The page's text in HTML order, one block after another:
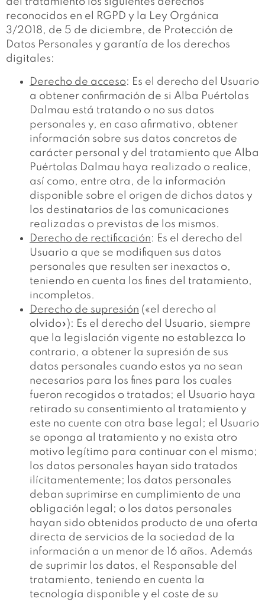
reconocidos en el RGPD y la Ley Orgánica
3/2018, de 5 de diciembre, de Protección de
Datos Personales y garantía de los derechos
digitales:
Derecho de acceso: Es el derecho del Usuario
a obtener confirmación de si Alba Puértolas
Dalmau está tratando o no sus datos
personales y, en caso afirmativo, obtener
información sobre sus datos concretos de
carácter personal y del tratamiento que Alba
Puértolas Dalmau haya realizado o realice,
así como, entre otra, de la información
disponible sobre el origen de dichos datos y
los destinatarios de las comunicaciones
realizadas o previstas de los mismos.
Derecho de rectificación: Es el derecho del
Usuario a que se modifiquen sus datos
personales que resulten ser inexactos o,
teniendo en cuenta los fines del tratamiento,
incompletos.
Derecho de supresión («el derecho al
olvido»): Es el derecho del Usuario, siempre
que la legislación vigente no establezca lo
contrario, a obtener la supresión de sus
datos personales cuando estos ya no sean
necesarios para los fines para los cuales
fueron recogidos o tratados; el Usuario haya
retirado su consentimiento al tratamiento y
este no cuente con otra base legal; el Usuario
se oponga al tratamiento y no exista otro
motivo legítimo para continuar con el mismo;
los datos personales hayan sido tratados
ilícitamentemente; los datos personales
deban suprimirse en cumplimiento de una
obligación legal; o los datos personales
hayan sido obtenidos producto de una oferta
directa de servicios de la sociedad de la
información a un menor de 16 años. Además
de suprimir los datos, el Responsable del
tratamiento, teniendo en cuenta la
tecnología disponible y el coste de su